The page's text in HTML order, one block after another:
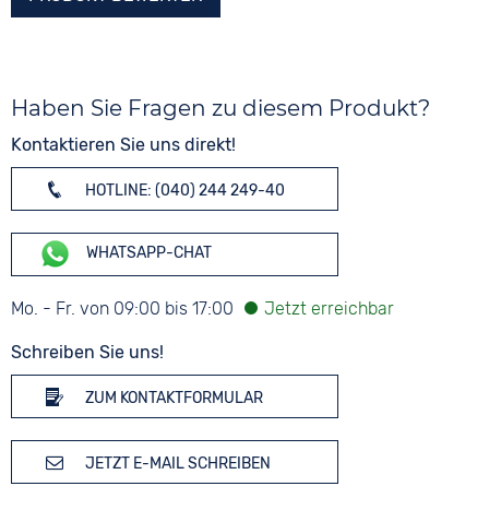
Haben Sie Fragen zu diesem Produkt?
Kontaktieren Sie uns direkt!
HOTLINE: (040) 244 249-40
WHATSAPP-CHAT
Mo. - Fr. von 09:00 bis 17:00
Schreiben Sie uns!
ZUM KONTAKTFORMULAR
JETZT E-MAIL SCHREIBEN